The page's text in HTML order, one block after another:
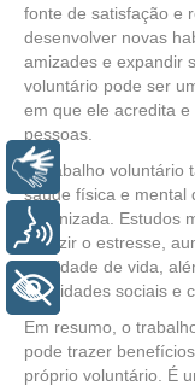
fonte de satisfação e
desenvolver novas
amizades e expandir
voluntário pode ser
em que ele acredita
pessoas.
O trabalho voluntário
saúde física e mental
organizada. Estudos
reduzir o estresse,
qualidade de vida,
habilidades sociais e
Em resumo, o
pode trazer
próprio voluntário. É
Libras
Voz
+